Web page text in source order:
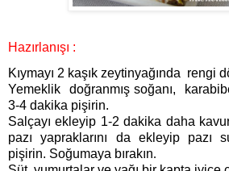
Hazırlanışı :
Kıymayı 2 kaşık zeytinyağında rengi
Yemeklik
doğranmış soğanı,
3-4 dakika pişirin.
Salçayı ekleyip 1-2 dakika daha
pazı yapraklarını da ekleyip pazı
pişirin. Soğumaya bırakın.